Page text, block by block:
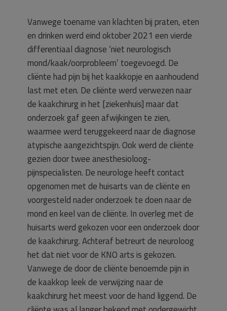
Vanwege toename van klachten bij praten, eten
en drinken werd eind oktober 2021 een vierde
differentiaal diagnose ‘niet neurologisch
mond/kaak/oorprobleem’ toegevoegd. De
cliënte had pijn bij het kaakkopje en aanhoudend
last met eten. De cliënte werd verwezen naar
de kaakchirurg in het [ziekenhuis] maar dat
onderzoek gaf geen afwijkingen te zien,
waarmee werd teruggekeerd naar de diagnose
atypische aangezichtspijn. Ook werd de cliënte
gezien door twee anesthesioloog-
pijnspecialisten. De neurologe heeft contact
opgenomen met de huisarts van de cliënte en
voorgesteld nader onderzoek te doen naar de
mond en keel van de cliënte. In overleg met de
huisarts werd gekozen voor een onderzoek door
de kaakchirurg. Achteraf betreurt de neuroloog
het dat niet voor de KNO arts is gekozen.
Vanwege de door de cliënte benoemde pijn in
de kaakkop leek de verwijzing naar de
kaakchirurg het meest voor de hand liggend. De